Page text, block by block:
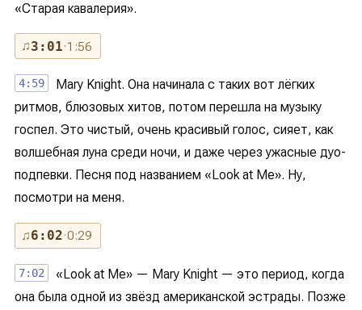
«Старая кавалерия».
♫3:01· 1:56
4:59
Mary Knight. Она начинала с таких вот лёгких
ритмов, блюзовых хитов, потом перешла на музыку
госпел. Это чистый, очень красивый голос, сияет, как
волшебная луна среди ночи, и даже через ужасные дуо-
подпевки. Песня под названием «Look at Me». Ну,
посмотри на меня.
♫6:02· 0:29
7:02
«Look at Me» — Mary Knight — это период, когда
она была одной из звёзд американской эстрады. Позже